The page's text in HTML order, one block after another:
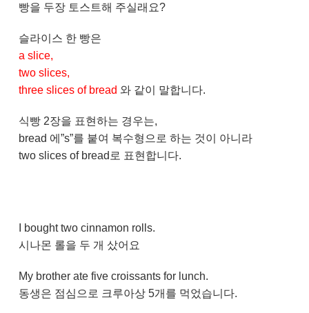
빵을 두장 토스트해 주실래요?
슬라이스 한 빵은
a slice,
two slices,
three slices of bread 와 같이 말합니다.
식빵 2장을 표현하는 경우는,
bread 에”s”를 붙여 복수형으로 하는 것이 아니라
two slices of bread로 표현합니다.
I bought two cinnamon rolls.
시나몬 롤을 두 개 샀어요
My brother ate five croissants for lunch.
동생은 점심으로 크루아상 5개를 먹었습니다.